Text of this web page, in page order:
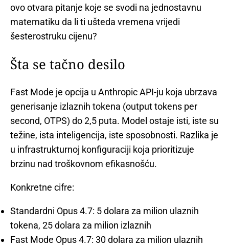
ovo otvara pitanje koje se svodi na jednostavnu
matematiku da li ti ušteda vremena vrijedi
šesterostruku cijenu?
Šta se tačno desilo
Fast Mode je opcija u Anthropic API-ju koja ubrzava
generisanje izlaznih tokena (output tokens per
second, OTPS) do 2,5 puta. Model ostaje isti, iste su
težine, ista inteligencija, iste sposobnosti. Razlika je
u infrastrukturnoj konfiguraciji koja prioritizuje
brzinu nad troškovnom efikasnošću.
Konkretne cifre:
Standardni Opus 4.7: 5 dolara za milion ulaznih
tokena, 25 dolara za milion izlaznih
Fast Mode Opus 4.7: 30 dolara za milion ulaznih